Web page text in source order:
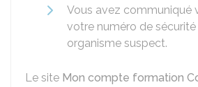
Vous avez communiqué
votre numéro de sécurité
organisme suspect.
Le site Mon compte formation